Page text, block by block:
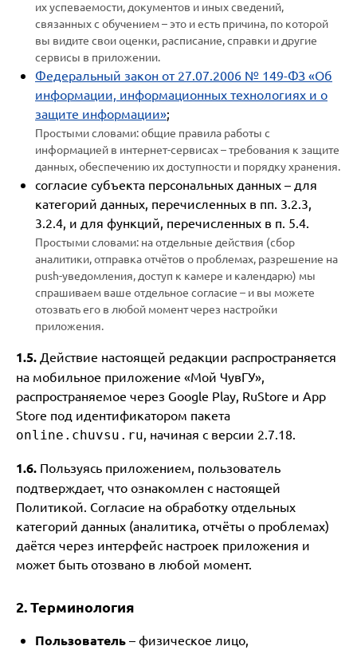
их успеваемости, документов и иных сведений,
связанных с обучением – это и есть причина, по которой
вы видите свои оценки, расписание, справки и другие
сервисы в приложении.
Федеральный закон от 27.07.2006 № 149-ФЗ «Об
информации, информационных технологиях и о
защите информации»;
Простыми словами: общие правила работы с
информацией в интернет-сервисах – требования к защите
данных, обеспечению их доступности и порядку хранения.
согласие субъекта персональных данных – для
категорий данных, перечисленных в пп. 3.2.3,
3.2.4, и для функций, перечисленных в п. 5.4.
Простыми словами: на отдельные действия (сбор
аналитики, отправка отчётов о проблемах, разрешение на
push-уведомления, доступ к камере и календарю) мы
спрашиваем ваше отдельное согласие – и вы можете
отозвать его в любой момент через настройки
приложения.
1.5. Действие настоящей редакции распространяется
на мобильное приложение «Мой ЧувГУ»,
распространяемое через Google Play, RuStore и App
Store под идентификатором пакета
online.chuvsu.ru , начиная с версии 2.7.18.
1.6. Пользуясь приложением, пользователь
подтверждает, что ознакомлен с настоящей
Политикой. Согласие на обработку отдельных
категорий данных (аналитика, отчёты о проблемах)
даётся через интерфейс настроек приложения и
может быть отозвано в любой момент.
2. Терминология
Пользователь – физическое лицо,